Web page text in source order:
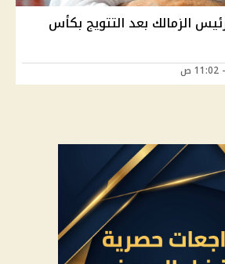
الزمالك بعد التتويج بكأس